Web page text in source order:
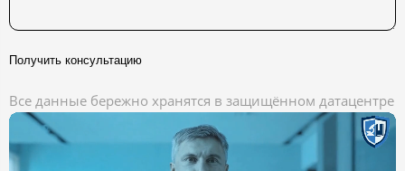
Получить консультацию
Все данные бережно хранятся в защищённом датацентре